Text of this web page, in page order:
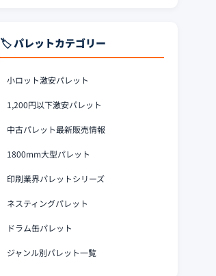
🏷️ パレットカテゴリー
小ロット激安パレット
1,200円以下激安パレット
中古パレット最新販売情報
1800mm大型パレット
印刷業界パレットシリーズ
ネスティングパレット
ドラム缶パレット
ジャンル別パレット一覧